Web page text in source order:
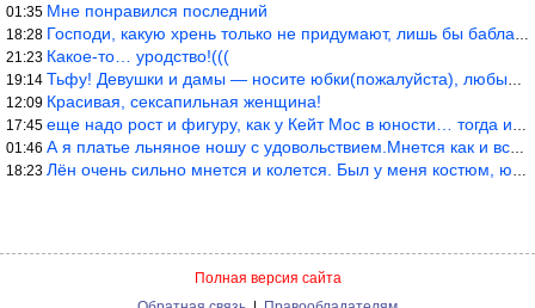
01:35 Мне понравился последний
18:28 Господи, какую хрень только не придумают, лишь бы бабла срубить!
21:23 Какое-то… уродство!(((
19:14 Тьфу! Девушки и дамы — носите юбки(пожалуйста), любые штаны на ж
12:09 Красивая, сексапильная женщина!
17:45 еще надо рост и фигуру, как у Кейт Мос в юности… тогда и стиль т
01:46 А я платье льняное ношу с удовольствием.Мнется как и все. Но это
18:23 Лён очень сильно мнется и колется. Был у меня костюм, юбка и жак
Полная версия сайта